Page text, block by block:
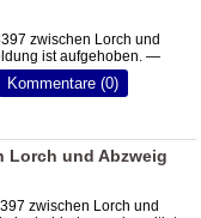
zwischen Lorch und
ist aufgehoben. —
Kommentare (0)
Lorch und Abzweig
zwischen Lorch und